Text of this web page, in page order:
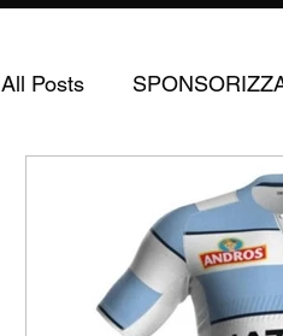
All Posts
FEDERAZIONE
UNITED RUGBY